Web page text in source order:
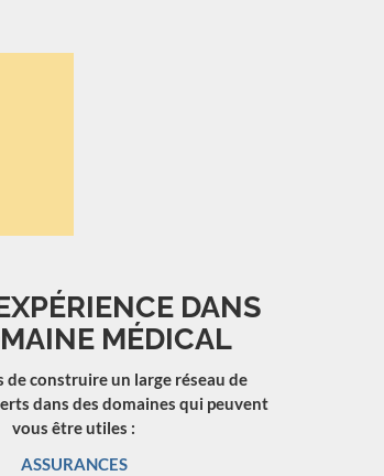
DANS
MÉDICAL
de construire un large réseau de
dans des domaines qui peuvent
vous être utiles :
ASSURANCES